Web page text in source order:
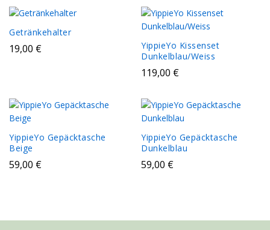
Getränkehalter
19,00 €
YippieYo Kissenset
Dunkelblau/Weiss
119,00 €
YippieYo Gepäcktasche
Beige
59,00 €
YippieYo Gepäcktasche
Dunkelblau
59,00 €